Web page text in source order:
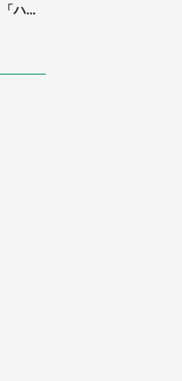
ハー
パニ
で』
8万